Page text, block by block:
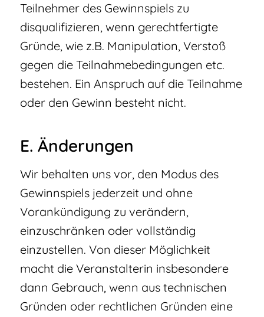
Teilnehmer des Gewinnspiels zu
disqualifizieren, wenn gerechtfertigte
Gründe, wie z.B. Manipulation, Verstoß
gegen die Teilnahmebedingungen etc.
bestehen. Ein Anspruch auf die Teilnahme
oder den Gewinn besteht nicht.
E. Änderungen
Wir behalten uns vor, den Modus des
Gewinnspiels jederzeit und ohne
Vorankündigung zu verändern,
einzuschränken oder vollständig
einzustellen. Von dieser Möglichkeit
macht die Veranstalterin insbesondere
dann Gebrauch, wenn aus technischen
Gründen oder rechtlichen Gründen eine